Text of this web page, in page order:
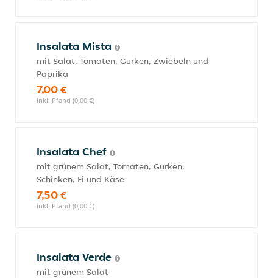
Insalata Mista
mit Salat, Tomaten, Gurken, Zwiebeln und
Paprika
7,00 €
inkl. Pfand (0,00 €)
Insalata Chef
mit grünem Salat, Tomaten, Gurken,
Schinken, Ei und Käse
7,50 €
inkl. Pfand (0,00 €)
Insalata Verde
mit grünem Salat